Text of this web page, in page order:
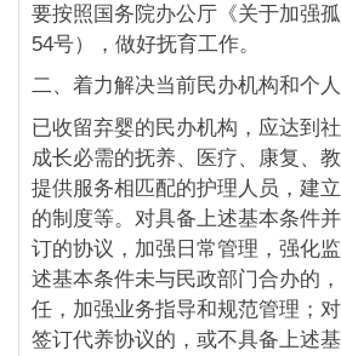
要按照国务院办公厅《关于加强
54号），做好抚育工作。
二、着力解决当前民办机构和个
已收留弃婴的民办机构，应达到
成长必需的抚养、医疗、康复、
提供服务相匹配的护理人员，建
的制度等。对具备上述基本条件
订的协议，加强日常管理，强化
述基本条件未与民政部门合办的
任，加强业务指导和规范管理；
签订代养协议的，或不具备上述